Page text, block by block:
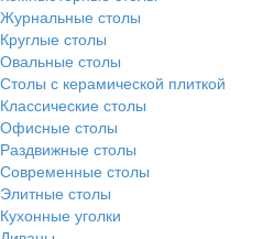
Журнальные столы
Круглые столы
Овальные столы
Столы с керамической плиткой
Классические столы
Офисные столы
Раздвижные столы
Современные столы
Элитные столы
Кухонные уголки